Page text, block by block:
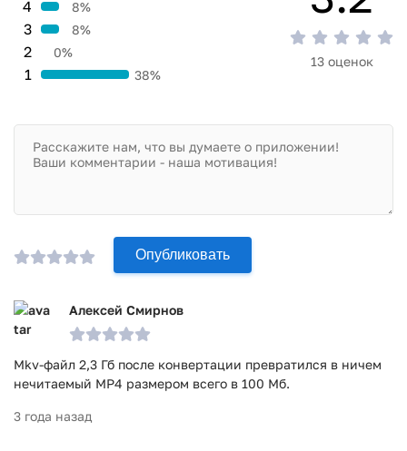
1 38%
2 0%
3 8%
4 8%
13 оценок
Опубликовать
Алексей Смирнов
Mkv-файл 2,3 Гб после конвертации превратился в ничем
нечитаемый MP4 размером всего в 100 Мб.
3 года назад